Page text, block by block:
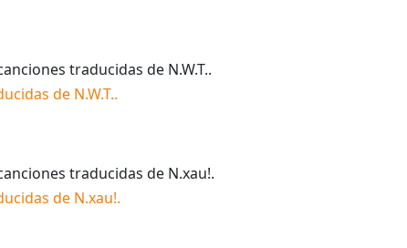
traducidas de N.W.T..
de N.W.T..
traducidas de N.xau!.
de N.xau!.